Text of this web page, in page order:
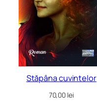
Stăpâna cuvintelor
70,00 lei